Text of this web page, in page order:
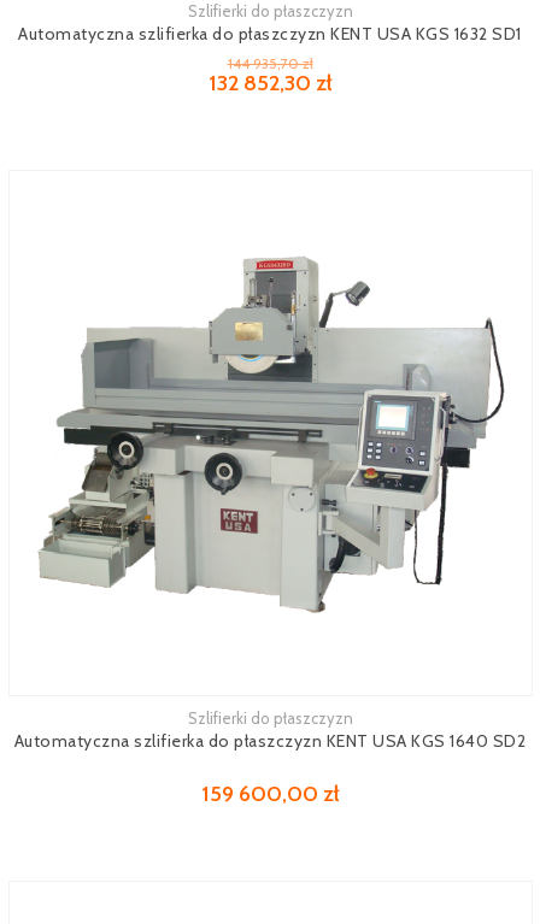
Szlifierki do płaszczyzn
Automatyczna szlifierka do płaszczyzn KENT USA KGS 1632 SD1
144 935,70 zł
132 852,30 zł
Szlifierki do płaszczyzn
Automatyczna szlifierka do płaszczyzn KENT USA KGS 1640 SD2
159 600,00 zł